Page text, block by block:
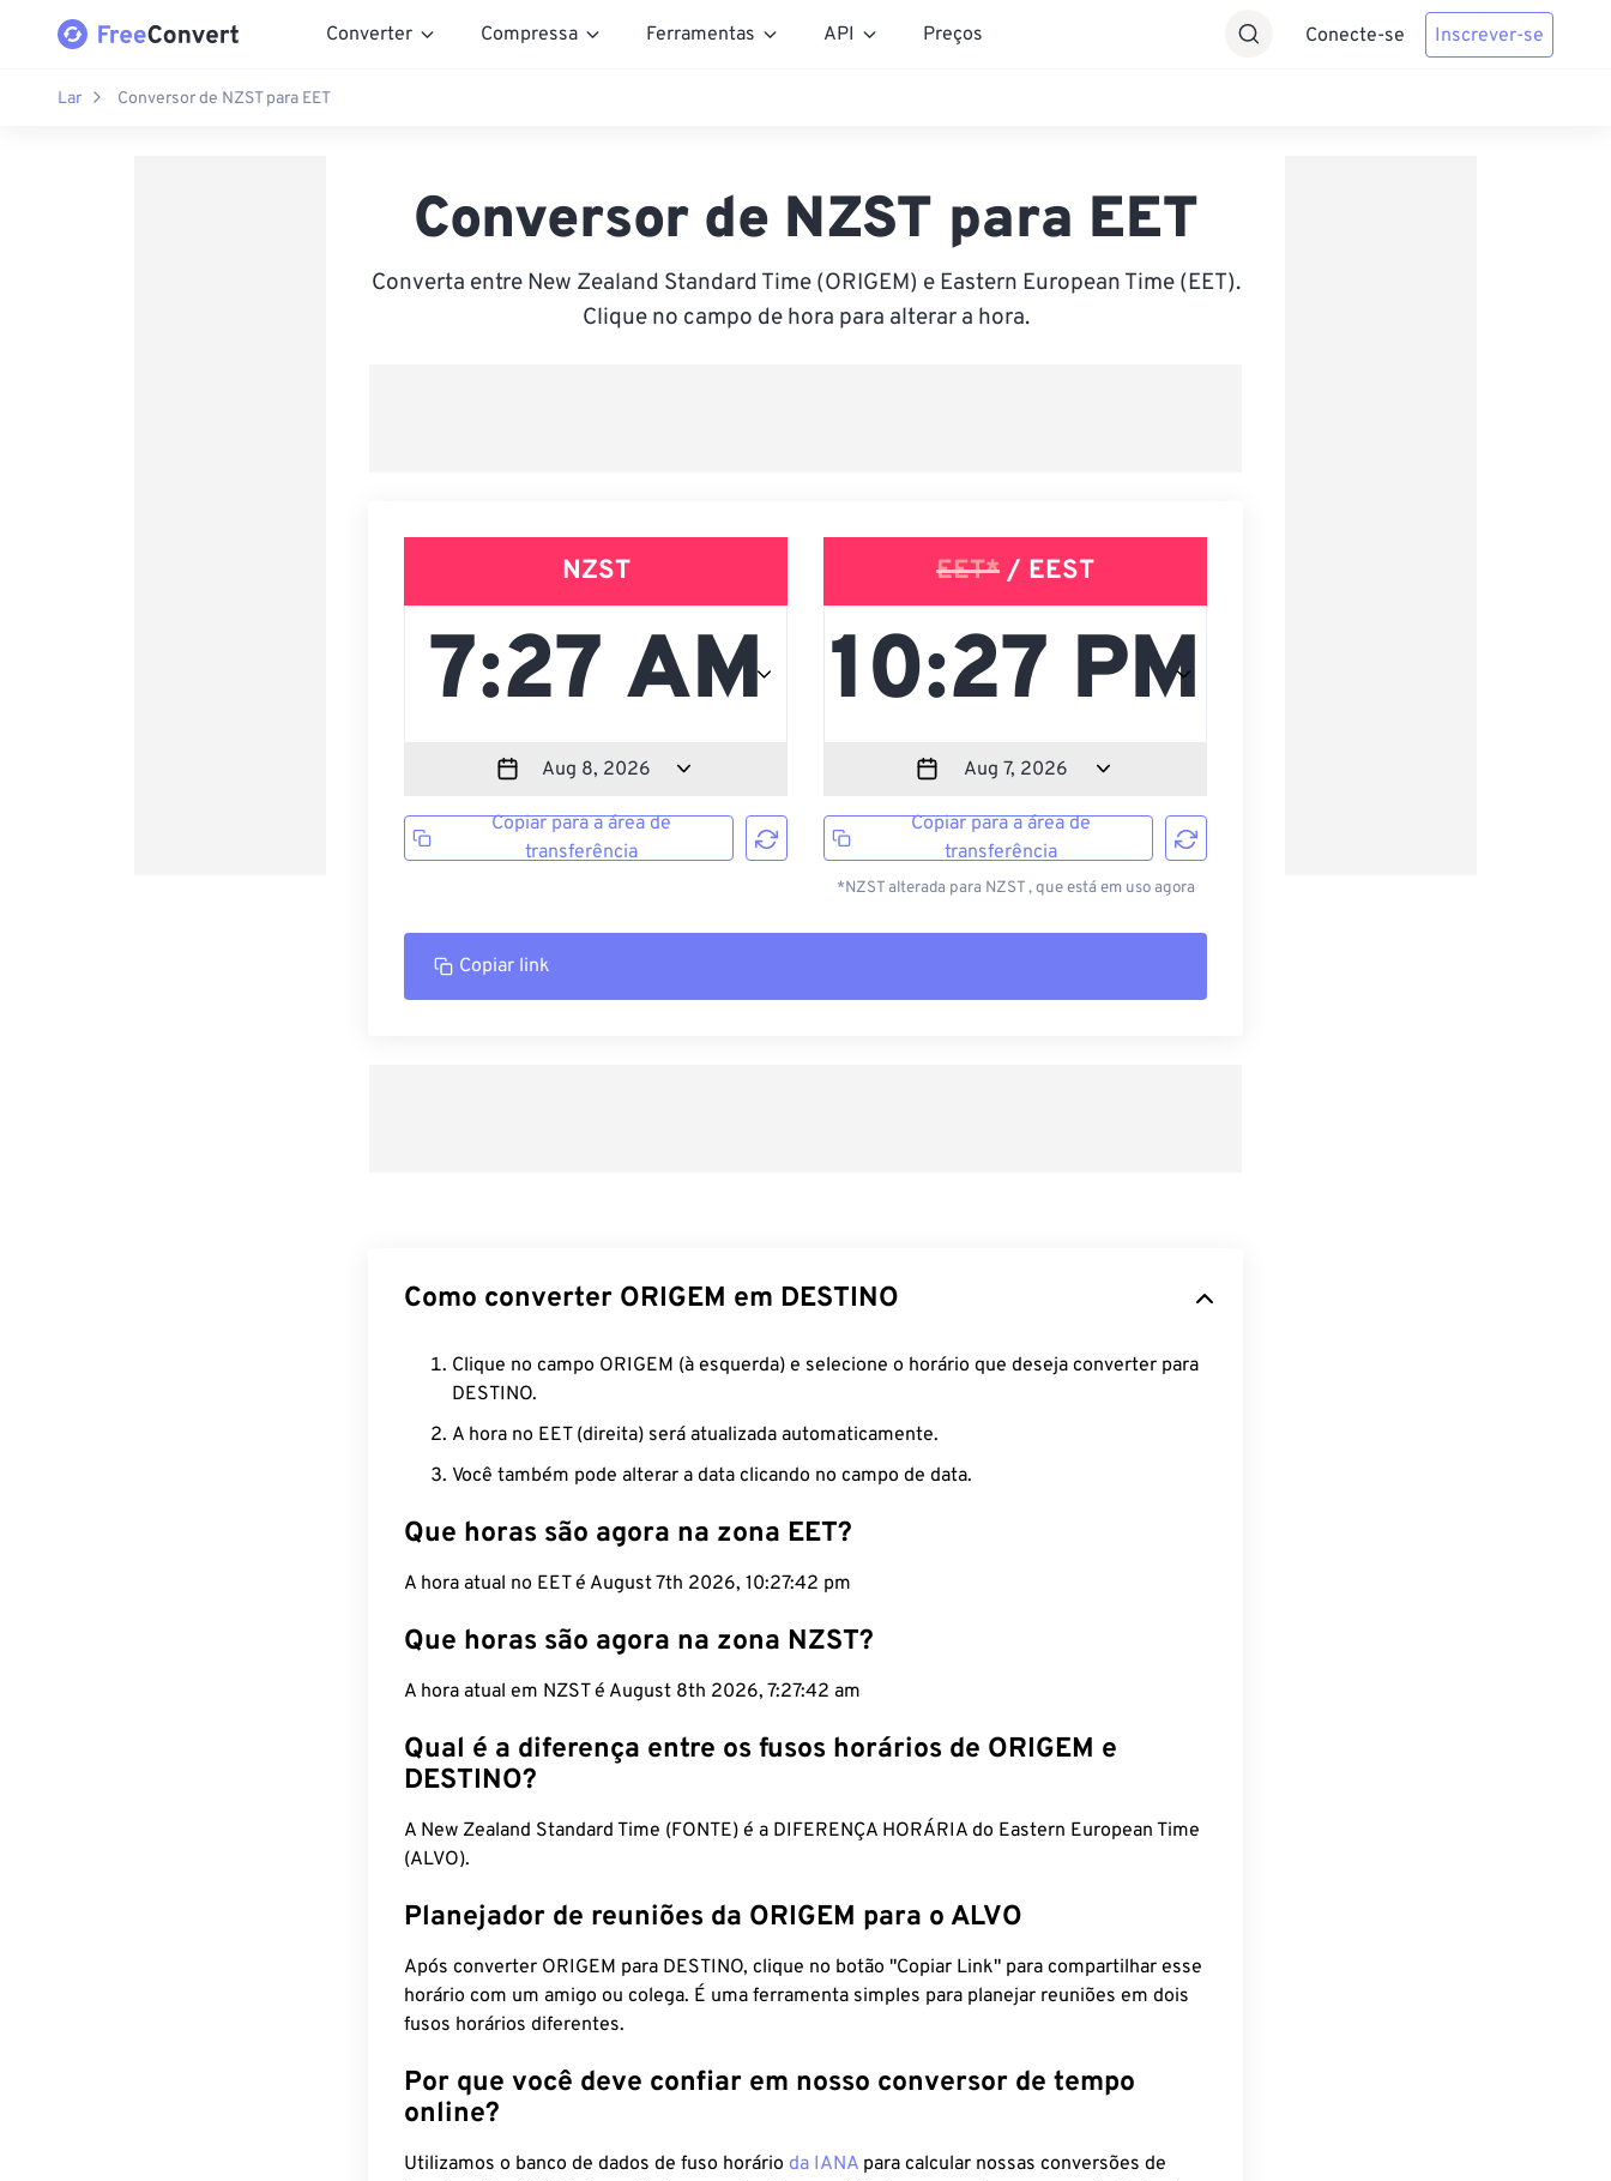
Converter Compressa Ferramentas API Preços Conecte-se Inscrever-se
Lar Conversor de NZST para EET
Conversor de NZST para EET
Converta entre New Zealand Standard Time (ORIGEM) e Eastern European Time (EET).
Clique no campo de hora para alterar a hora.
NZST
Copiar para a área de
transferência
EET* / EEST
Copiar para a área de
transferência
*NZST alterada para NZST , que está em uso agora
Copiar link
Como converter ORIGEM em DESTINO
Clique no campo ORIGEM (à esquerda) e selecione o horário que deseja converter para
DESTINO.
A hora no EET (direita) será atualizada automaticamente.
Você também pode alterar a data clicando no campo de data.
Que horas são agora na zona EET?
A hora atual no EET é August 7th 2026, 10:27:42 pm
Que horas são agora na zona NZST?
A hora atual em NZST é August 8th 2026, 7:27:42 am
Qual é a diferença entre os fusos horários de ORIGEM e
DESTINO?
A New Zealand Standard Time (FONTE) é a DIFERENÇA HORÁRIA do Eastern European Time
(ALVO).
Planejador de reuniões da ORIGEM para o ALVO
Após converter ORIGEM para DESTINO, clique no botão "Copiar Link" para compartilhar esse
horário com um amigo ou colega. É uma ferramenta simples para planejar reuniões em dois
fusos horários diferentes.
Por que você deve confiar em nosso conversor de tempo
online?
Utilizamos o banco de dados de fuso horário da IANA para calcular nossas conversões de